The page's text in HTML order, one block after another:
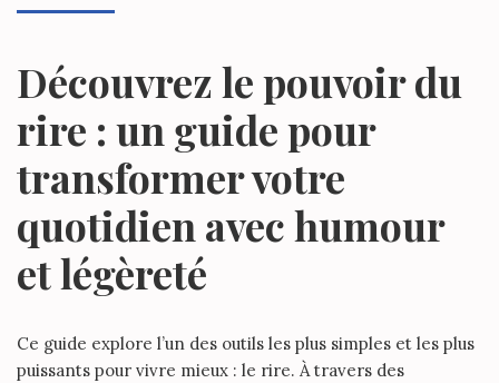
Découvrez le pouvoir du
rire : un guide pour
transformer votre
quotidien avec humour
et légèreté
Ce guide explore l’un des outils les plus simples et les plus
puissants pour vivre mieux : le rire. À travers des